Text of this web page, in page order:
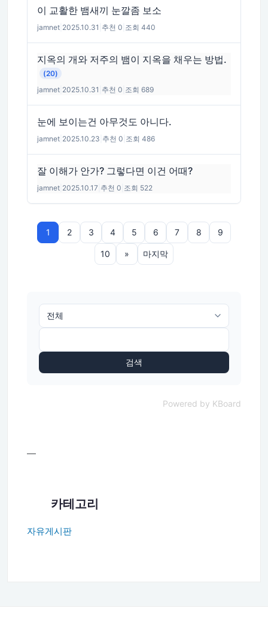
이 교활한 뱀새끼 눈깔좀 보소
jamnet 2025.10.31 추천 0 조회 440
지옥의 개와 저주의 뱀이 지옥을 채우는 방법.
(20)
jamnet 2025.10.31 추천 0 조회 689
눈에 보이는건 아무것도 아니다.
jamnet 2025.10.23 추천 0 조회 486
잘 이해가 안가? 그렇다면 이건 어때?
jamnet 2025.10.17 추천 0 조회 522
1 2 3 4 5 6 7 8 9
10 » 마지막
검색
Powered by KBoard
—
카테고리
자유게시판